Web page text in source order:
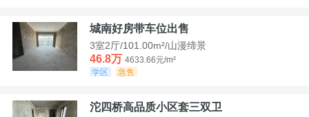
城南好房带车位出售
3室2厅/101.00m²/山漫缔景
46.8万 4633.66元/m²
学区
急售
沱四桥高品质小区套三双卫